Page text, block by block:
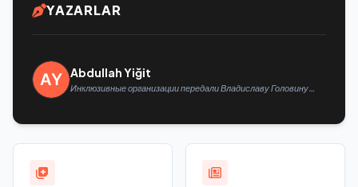
YAZARLAR
Abdullah Yiğit
Инклюзивные организации передали Владиславу Головину